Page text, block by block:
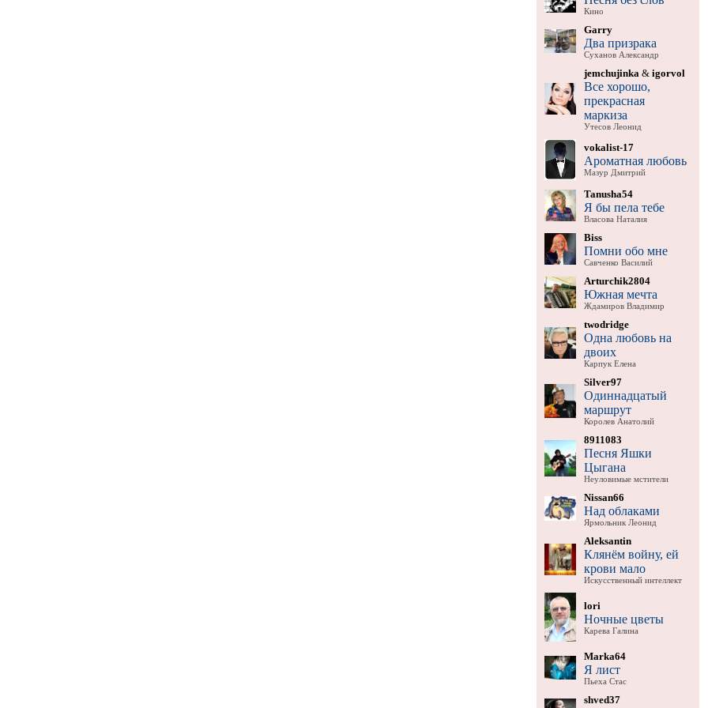
Кино
Garry
Два призрака
Суханов Александр
jemchujinka & igorvol
Все хорошо,
прекрасная
маркиза
Утесов Леонид
vokalist-17
Ароматная любовь
Мазур Дмитрий
Tanusha54
Я бы пела тебе
Власова Наталия
Biss
Помни обо мне
Савченко Василий
Arturchik2804
Южная мечта
Ждамиров Владимир
twodridge
Одна любовь на
двоих
Карпук Елена
Silver97
Одиннадцатый
маршрут
Королев Анатолий
8911083
Песня Яшки
Цыгана
Неуловимые мстители
Nissan66
Над облаками
Ярмольник Леонид
Aleksantin
Клянём войну, ей
крови мало
Искусственный интеллект
lori
Ночные цветы
Карева Галина
Marka64
Я лист
Пьеха Стас
shved37